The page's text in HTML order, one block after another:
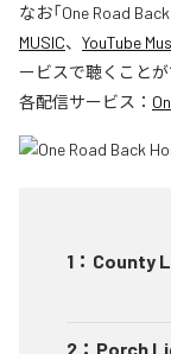
なお「One Road
MUSIC、 YouTube
ービスで聴くことが
各配信サービス：
1 ： County
2 ： Porch